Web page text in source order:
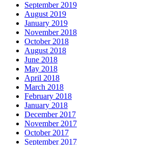
September 2019
August 2019
January 2019
November 2018
October 2018
August 2018
June 2018
May 2018
April 2018
March 2018
February 2018
January 2018
December 2017
November 2017
October 2017
September 2017